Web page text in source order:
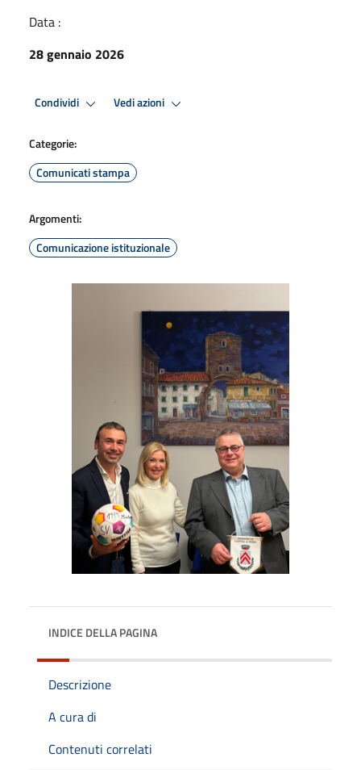
Data :
28 gennaio 2026
Condividi Vedi azioni
Categorie:
Comunicati stampa
Argomenti:
Comunicazione istituzionale
INDICE DELLA PAGINA
Descrizione
A cura di
Contenuti correlati